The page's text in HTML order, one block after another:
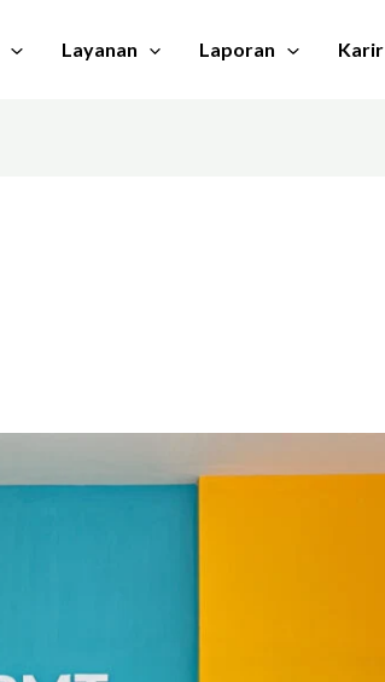
Layanan Laporan Karir